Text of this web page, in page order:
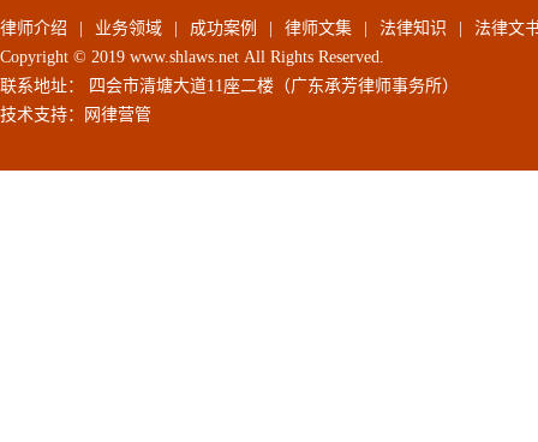
律师介绍 业务领域 成功案例 律师文集 法律知识
法律文
Copyright © 2019 www.shlaws.net All Rights Reserved.
联系地址： 四会市清塘大道11座二楼（广东承芳律师事务所）
技术支持：
网律营管